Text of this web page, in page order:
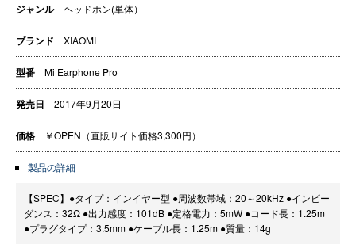
ジャンル ヘッドホン(単体）
ブランド XIAOMI
型番 Mi Earphone Pro
発売日 2017年9月20日
価格 ￥OPEN（直販サイト価格3,300円）
製品の詳細
【SPEC】●タイプ：インイヤー型 ●周波数帯域：20～20kHz ●インピー
ダンス：32Ω ●出力感度：101dB ●定格電力：5mW ●コード長：1.25m
●プラグタイプ：3.5mm ●ケーブル長：1.25m ●質量：14g